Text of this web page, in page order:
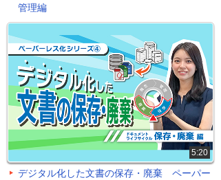
管理編
5:20
デジタル化した文書の保存・廃棄 ペーパー